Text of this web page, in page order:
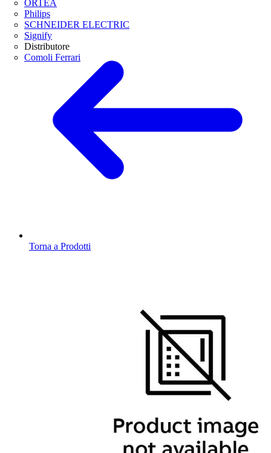
ORTEA
Philips
SCHNEIDER ELECTRIC
Signify
Distributore
Comoli Ferrari
Torna a Prodotti